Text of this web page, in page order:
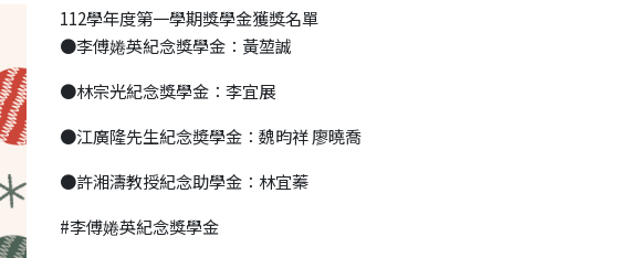
112學年度第一學期獎學金獲獎名單
●李傅婘英紀念獎學金：黃堃誠
●林宗光紀念獎學金：李宜展
●江廣隆先生紀念奬學金：魏昀祥 廖曉喬
●許湘濤教授紀念助學金：林宜蓁
#李傅婘英紀念獎學金